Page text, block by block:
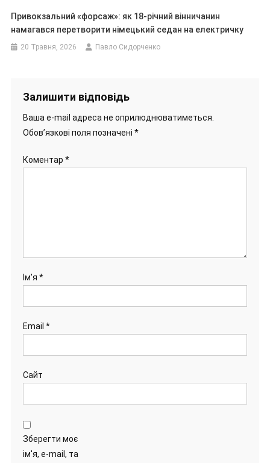
Привокзальний «форсаж»: як 18-річний вінничанин
намагався перетворити німецький седан на електричку
20 Травня, 2026 Павло Сидорченко
Залишити відповідь
Ваша e-mail адреса не оприлюднюватиметься.
Обов’язкові поля позначені *
Коментар *
Ім'я *
Email *
Сайт
Зберегти моє
ім'я, e-mail, та